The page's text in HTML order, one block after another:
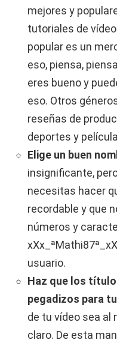
mejores y
tutoriales de
popular es un
eso, piensa,
eres bueno y
eso. Otros
reseñas de
deportes y
Elige un buen
insignificante,
necesitas hacer
recordable y que
números y
usuario.
Haz que los
pegadizos para
de tu vídeo sea al
claro. De esta